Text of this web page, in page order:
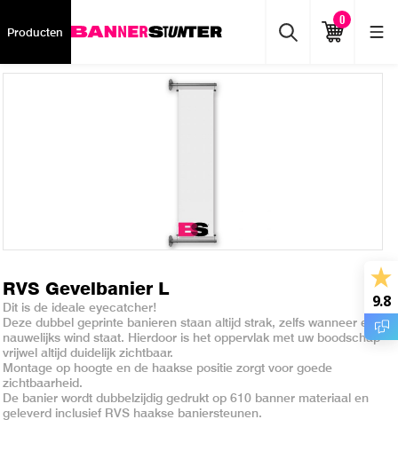
Producten
0
RVS Gevelbanier L
Dit is de ideale eyecatcher!
Deze dubbel geprinte banieren staan altijd strak, zelfs wanneer er
nauwelijks wind staat. Hierdoor is het oppervlak met uw boodschap
vrijwel altijd duidelijk zichtbaar.
Montage op hoogte en de haakse positie zorgt voor goede
zichtbaarheid.
De banier wordt dubbelzijdig gedrukt op 610 banner materiaal en
geleverd inclusief RVS haakse baniersteunen.
9.8